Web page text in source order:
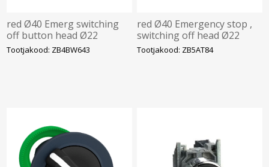
red Ø40 Emerg switching
off button head Ø22
latching push-pull for
integral LED, Schneider
Tootjakood: ZB4BW643
red Ø40 Emergency stop ,
switching off head Ø22
trigger and latching push-
pull, Schneider
Tootjakood: ZB5AT84